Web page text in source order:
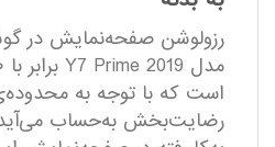
رزولوشن صفحه‌نمایش در
است که با توجه به
رضایت‌بخش به‌حساب می‌آید.